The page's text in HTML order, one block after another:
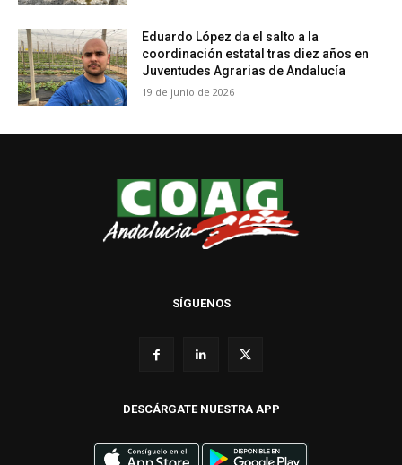
Eduardo López da el salto a la
coordinación estatal tras diez años en
Juventudes Agrarias de Andalucía
19 de junio de 2026
SÍGUENOS
DESCÁRGATE NUESTRA APP